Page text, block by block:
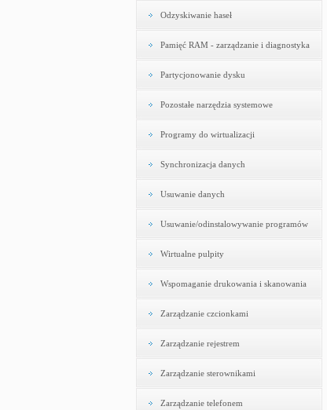
Odzyskiwanie haseł
Pamięć RAM - zarządzanie i diagnostyka
Partycjonowanie dysku
Pozostałe narzędzia systemowe
Programy do wirtualizacji
Synchronizacja danych
Usuwanie danych
Usuwanie/odinstalowywanie programów
Wirtualne pulpity
Wspomaganie drukowania i skanowania
Zarządzanie czcionkami
Zarządzanie rejestrem
Zarządzanie sterownikami
Zarządzanie telefonem